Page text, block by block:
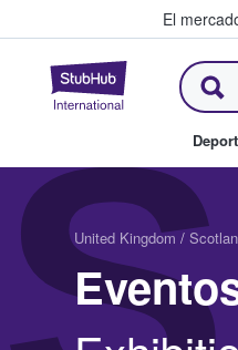
El
United Kingdom /